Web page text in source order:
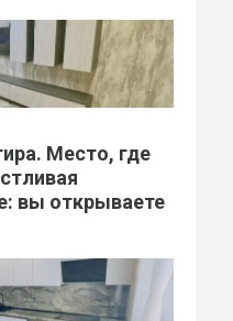
Место, где
вы открываете